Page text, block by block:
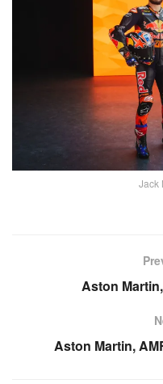
Jack
Aston Martin,
Aston Martin,